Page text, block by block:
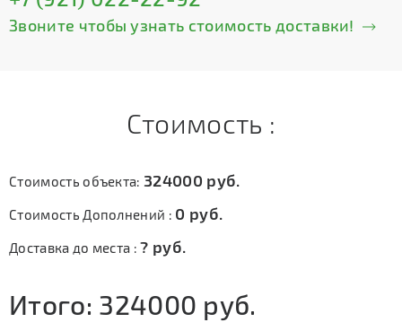
Звоните чтобы узнать стоимость доставки!
Стоимость :
Стоимость объекта: 324000 руб.
Стоимость Дополнений : 0 руб.
Доставка до места :? руб.
Итого: 324000 руб.